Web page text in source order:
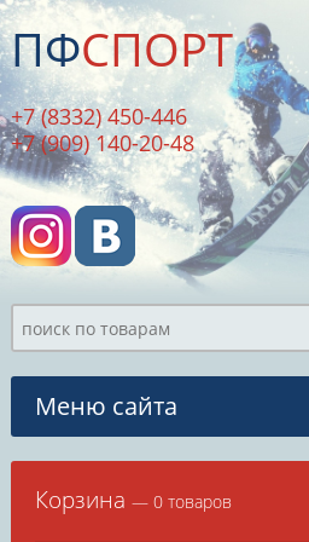
ПФСПОРТ
+7 (8332) 450-446
+7 (909) 140-20-48
Меню сайта
Корзина — 0 товаров